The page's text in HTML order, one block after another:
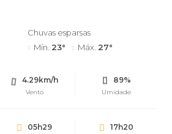
Chuvas esparsas
Mín. 23° Máx. 27°
4.29km/h
Vento
89%
Umidade
05h29 17h20